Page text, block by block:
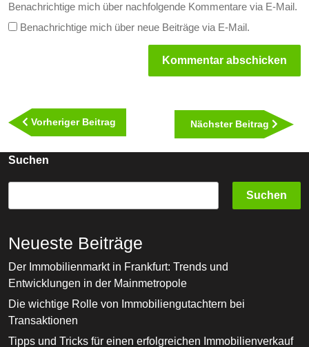
Benachrichtige mich über nachfolgende Kommentare via E-Mail.
Benachrichtige mich über neue Beiträge via E-Mail.
Vorheriger Beitrag
Beitrag
Nächster Beitrag
Suchen
Suchen
Neueste Beiträge
Der Immobilienmarkt in Frankfurt: Trends und
Entwicklungen in der Mainmetropole
Die wichtige Rolle von Immobiliengutachtern bei
Transaktionen
Tipps und Tricks für einen erfolgreichen Immobilienverkauf